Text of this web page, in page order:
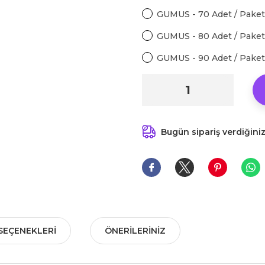
GUMUS - 70 Adet /
GUMUS - 80 Adet /
GUMUS - 90 Adet /
Bugün sipariş
ÖNERILERINIZ